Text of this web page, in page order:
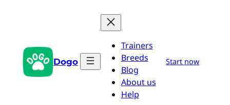
Dogo
Trainers
Breeds
Blog
About us
Help
Start now